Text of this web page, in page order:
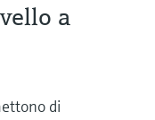
a
di